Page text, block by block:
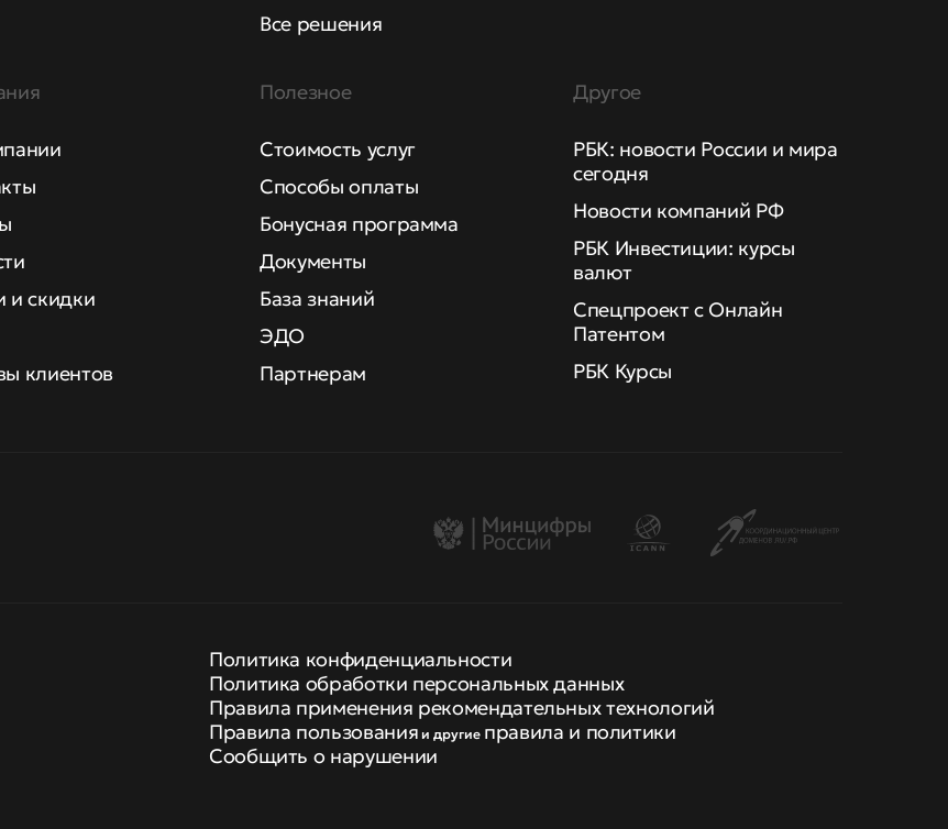
Все решения
и скидки
клиентов
Полезное
Стоимость услуг
Способы оплаты
Бонусная программа
Документы
База знаний
ЭДО
Партнерам
Другое
РБК: новости России и мира
сегодня
Новости компаний РФ
РБК Инвестиции: курсы
валют
Спецпроект с Онлайн
Патентом
РБК Курсы
Политика конфиденциальности
Политика обработки персональных данных
Правила применения рекомендательных технологий
Правила пользования и другие правила и политики
Сообщить о нарушении